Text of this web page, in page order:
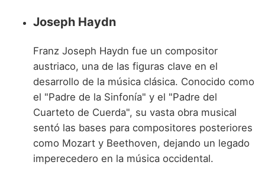
Joseph Haydn
Franz Joseph Haydn fue un compositor
austriaco, una de las figuras clave en el
desarrollo de la música clásica. Conocido como
el "Padre de la Sinfonía" y el "Padre del
Cuarteto de Cuerda", su vasta obra musical
sentó las bases para compositores posteriores
como Mozart y Beethoven, dejando un legado
imperecedero en la música occidental.